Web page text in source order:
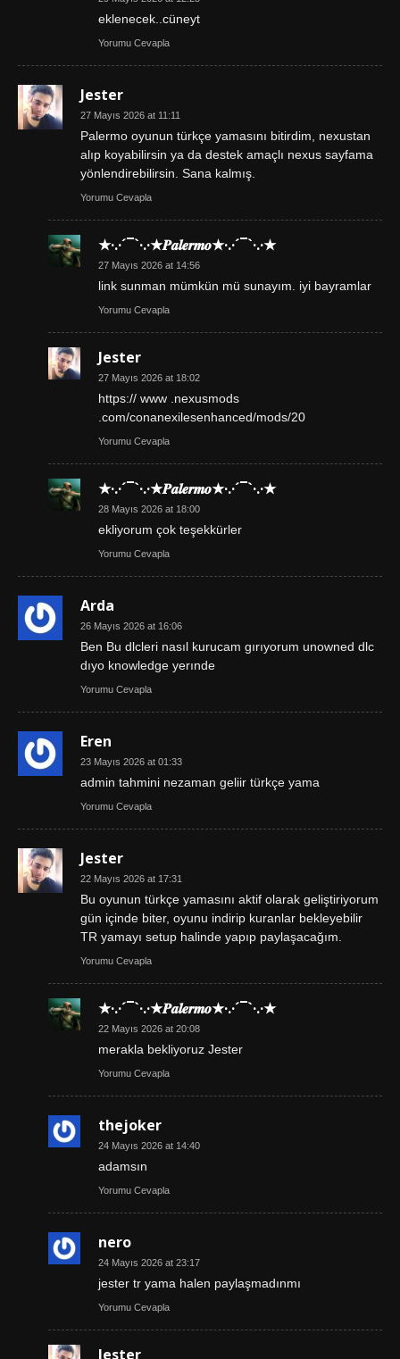
eklenecek..cüneyt
Yorumu Cevapla
Jester
27 Mayıs 2026 at 11:11
Palermo oyunun türkçe yamasını bitirdim, nexustan
alıp koyabilirsin ya da destek amaçlı nexus sayfama
yönlendirebilirsin. Sana kalmış.
Yorumu Cevapla
★·.·´¯`·.·★𝑷𝒂𝒍𝒆𝒓𝒎𝒐★·.·´¯`·.·★
27 Mayıs 2026 at 14:56
link sunman mümkün mü sunayım. iyi bayramlar
Yorumu Cevapla
Jester
27 Mayıs 2026 at 18:02
https:// www .nexusmods
.com/conanexilesenhanced/mods/20
Yorumu Cevapla
★·.·´¯`·.·★𝑷𝒂𝒍𝒆𝒓𝒎𝒐★·.·´¯`·.·★
28 Mayıs 2026 at 18:00
ekliyorum çok teşekkürler
Yorumu Cevapla
Arda
26 Mayıs 2026 at 16:06
Ben Bu dlcleri nasıl kurucam gırıyorum unowned dlc
dıyo knowledge yerınde
Yorumu Cevapla
Eren
23 Mayıs 2026 at 01:33
admin tahmini nezaman geliir türkçe yama
Yorumu Cevapla
Jester
22 Mayıs 2026 at 17:31
Bu oyunun türkçe yamasını aktif olarak geliştiriyorum
gün içinde biter, oyunu indirip kuranlar bekleyebilir
TR yamayı setup halinde yapıp paylaşacağım.
Yorumu Cevapla
★·.·´¯`·.·★𝑷𝒂𝒍𝒆𝒓𝒎𝒐★·.·´¯`·.·★
22 Mayıs 2026 at 20:08
merakla bekliyoruz Jester
Yorumu Cevapla
thejoker
24 Mayıs 2026 at 14:40
adamsın
Yorumu Cevapla
nero
24 Mayıs 2026 at 23:17
jester tr yama halen paylaşmadınmı
Yorumu Cevapla
Jester